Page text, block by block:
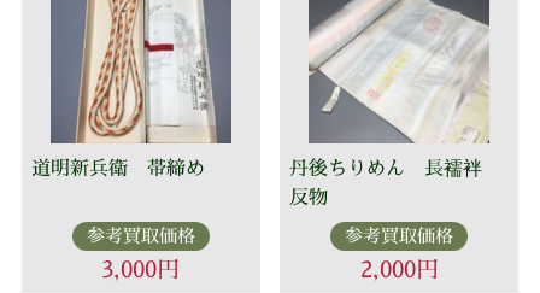
道明新兵衛 帯締め
参考買取価格
3,000円
丹後ちりめん 長襦袢
反物
参考買取価格
2,000円